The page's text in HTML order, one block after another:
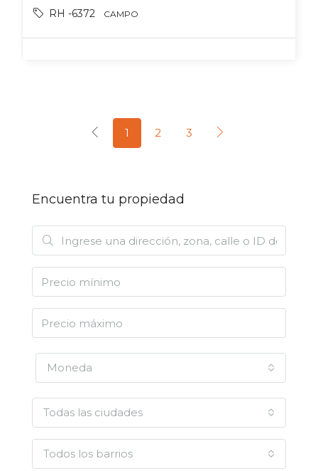
RH -6372 CAMPO
1 2 3
Encuentra tu propiedad
Moneda
Todas las ciudades
Todos los barrios